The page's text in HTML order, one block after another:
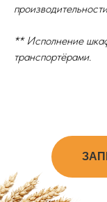
** Исполнение
транспортёрами.